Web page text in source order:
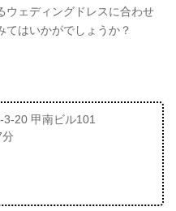
ウェディングドレスに合わせ
てはいかがでしょうか？
20 甲南ビル101